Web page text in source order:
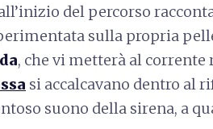
del percorso
sulla propria
, che vi metterà al
si accalcavano dentro al
suono della sirena, a